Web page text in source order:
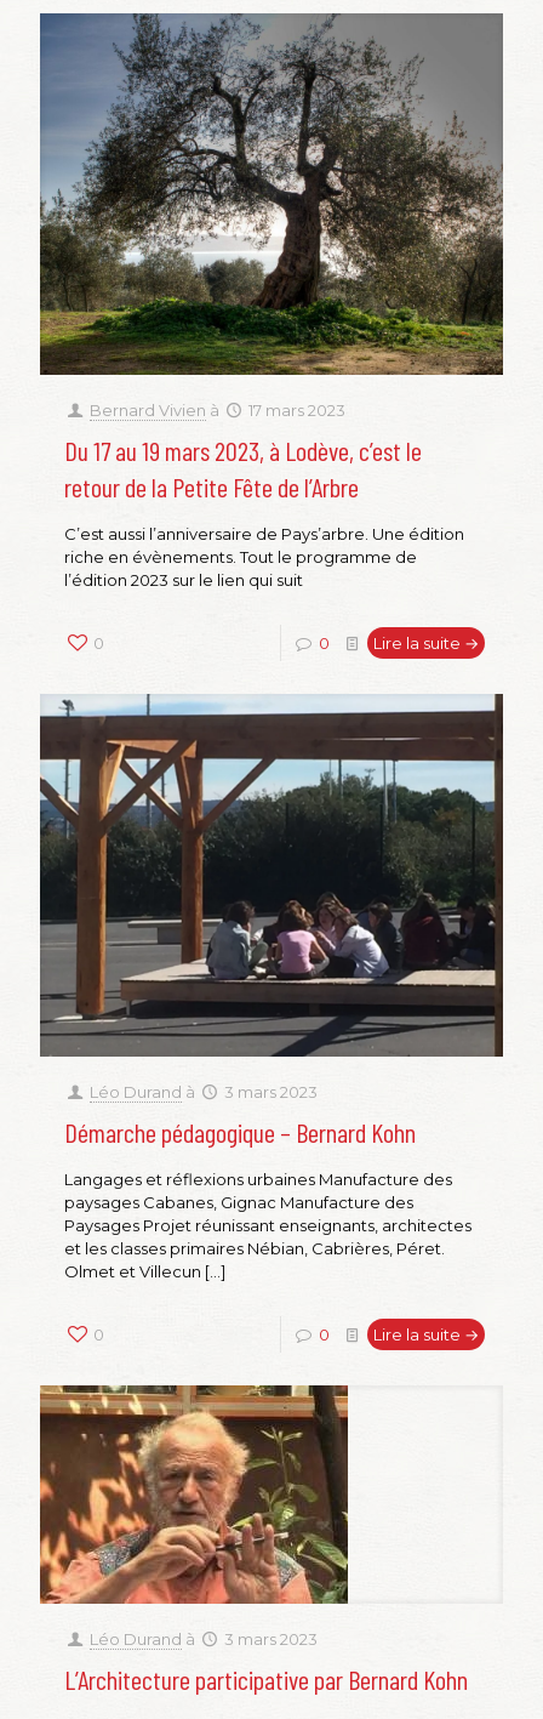
Bernard Vivien à 17 mars 2023
Du 17 au 19 mars 2023, à Lodève, c’est le
retour de la Petite Fête de l’Arbre
C’est aussi l’anniversaire de Pays’arbre. Une édition
riche en évènements. Tout le programme de
l’édition 2023 sur le lien qui suit
0 0 Lire la suite →
Léo Durand à 3 mars 2023
Démarche pédagogique – Bernard Kohn
Langages et réflexions urbaines Manufacture des
paysages Cabanes, Gignac Manufacture des
Paysages Projet réunissant enseignants, architectes
et les classes primaires Nébian, Cabrières, Péret.
Olmet et Villecun […]
0 0 Lire la suite →
Léo Durand à 3 mars 2023
L’Architecture participative par Bernard Kohn